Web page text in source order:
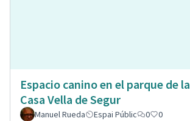
Espacio canino en el parque de la
Casa Vella de Segur
Manuel Rueda Espai Públic 0 0